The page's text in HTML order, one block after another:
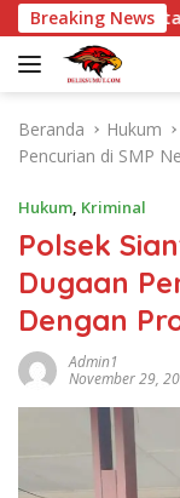
a
Breaking News
Batak dan
Beranda Hukum
Pencurian di SMP
Hukum, Kriminal
Polsek
Dugaan
Dengan
Admin1
November 29,